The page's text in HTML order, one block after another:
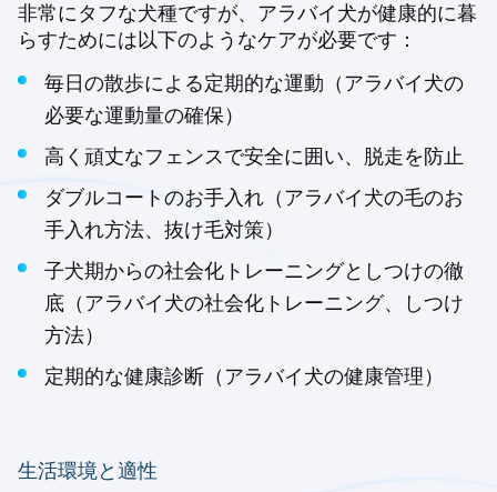
非常にタフな犬種ですが、アラバイ犬が健康的に暮
らすためには以下のようなケアが必要です：
毎日の散歩による定期的な運動（アラバイ犬の
必要な運動量の確保）
高く頑丈なフェンスで安全に囲い、脱走を防止
ダブルコートのお手入れ（アラバイ犬の毛のお
手入れ方法、抜け毛対策）
子犬期からの社会化トレーニングとしつけの徹
底（アラバイ犬の社会化トレーニング、しつけ
方法）
定期的な健康診断（アラバイ犬の健康管理）
生活環境と適性